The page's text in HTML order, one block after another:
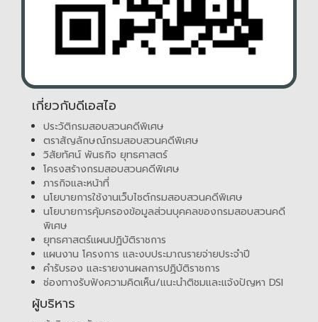
เกี่ยวกับดีเอสไอ
ประวัติกรมสอบสวนคดีพิเศษ
ตราสัญลักษณ์กรมสอบสวนคดีพิเศษ
วิสัยทัศน์ พันธกิจ ยุทธศาสตร์
โครงสร้างกรมสอบสวนคดีพิเศษ
ภารกิจและหน้าที่
นโยบายการใช้งานเว็บไซต์กรมสอบสวนคดีพิเศษ
นโยบายการคุ้มครองข้อมูลส่วนบุคคลของกรมสอบสวนคดี
พิเศษ
ยุทธศาสตร์แผนปฏิบัติราชการ
แผนงาน โครงการ และงบประมาณรายจ่ายประจำปี
คำรับรอง และรายงานผลการปฏิบัติราชการ
ช่องทางรับฟังความคิดเห็น/แนะนำติชมและแจ้งปัญหา DSI
ผู้บริหาร